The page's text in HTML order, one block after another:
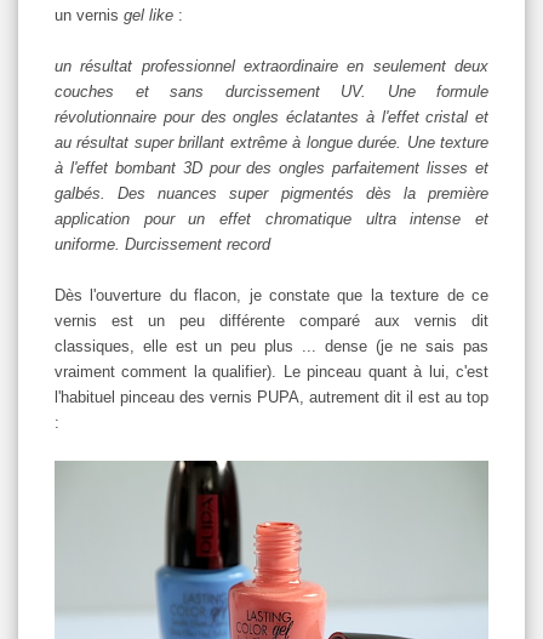
un vernis gel like :
un résultat professionnel extraordinaire en seulement deux
couches et sans durcissement UV. Une formule
révolutionnaire pour des ongles éclatantes à l'effet cristal et
au résultat super brillant extrême à longue durée. Une texture
à l'effet bombant 3D pour des ongles parfaitement lisses et
galbés. Des nuances super pigmentés dès la première
application pour un effet chromatique ultra intense et
uniforme. Durcissement record
Dès l'ouverture du flacon, je constate que la texture de ce
vernis est un peu différente comparé aux vernis dit
classiques, elle est un peu plus ... dense (je ne sais pas
vraiment comment la qualifier). Le pinceau quant à lui, c'est
l'habituel pinceau des vernis PUPA, autrement dit il est au top
: